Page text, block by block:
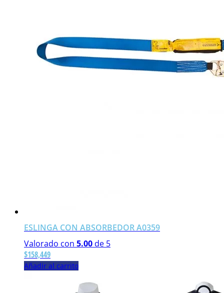
ESLINGA CON ABSORBEDOR A0359
Valorado con 5.00de 5
$158,449
Añadir al carrito